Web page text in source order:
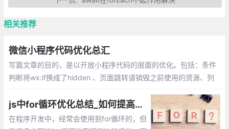
相关推荐
微信小程序代码优化总汇
写篇文章的目的，是以开放小程序代码的层面的优化。包括：条件
判断将wx:if换成了hidden 、页面跳转请销毁之前使用的资源、列
put，应预留出键盘收起的时间
js中for循环优化总结_如何提高程序的执行效率
在程序开发中，经常会使用到for循环的，但